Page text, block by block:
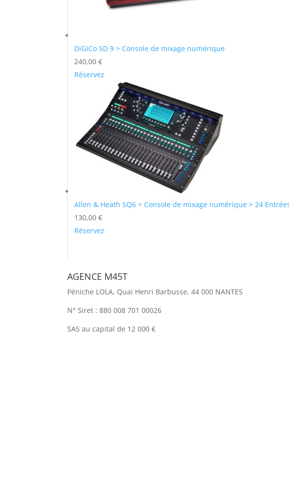
DiGiCo SD 9 > Console de mixage numérique
240,00€
Réservez
Allen & Heath SQ6 > Console de mixage numérique > 24
130,00€
Réservez
AGENCE M45T
Péniche LOLA, Quai Henri Barbusse, 44 000 NANTES
N° Siret : 880 008 701 00026
SAS au capital de 12 000 €